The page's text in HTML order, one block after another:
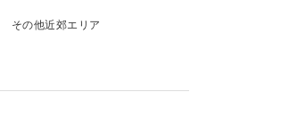
その他近郊エリア